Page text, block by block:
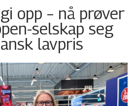
opp – nå prøver
selskap seg
lavpris